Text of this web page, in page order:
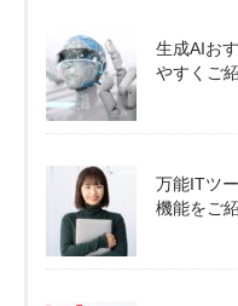
生成AIお
やすくご
万能ITツ
機能をご